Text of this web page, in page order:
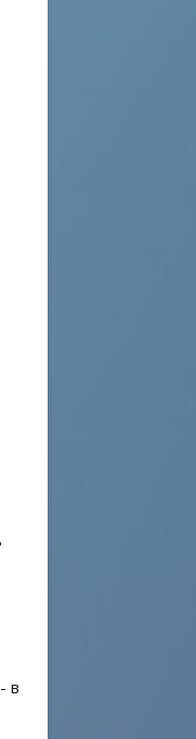
в